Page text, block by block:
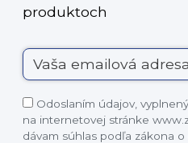
produktoch
Odoslaním údajov,
na internetovej stránke
dávam súhlas podľa zákona